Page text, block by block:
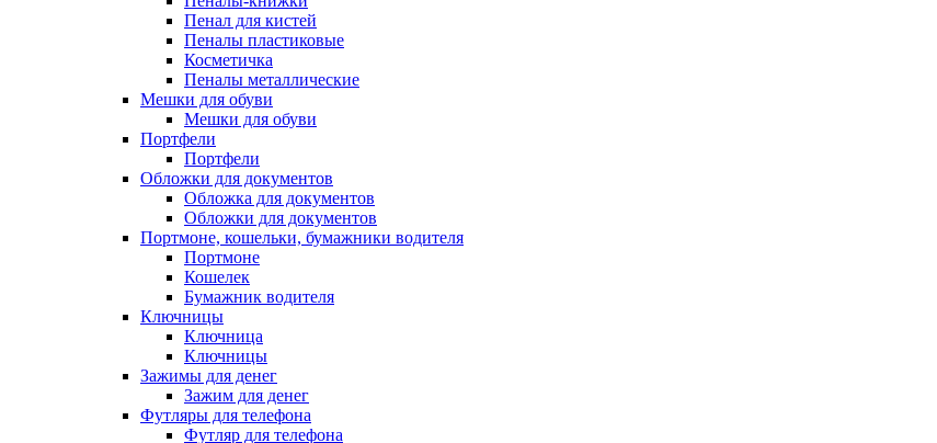
Пенал для кистей
Пеналы пластиковые
Косметичка
Пеналы металлические
Мешки для обуви
Мешки для обуви
Портфели
Портфели
Обложки для документов
Обложка для документов
Обложки для документов
Портмоне, кошельки, бумажники водителя
Портмоне
Кошелек
Бумажник водителя
Ключницы
Ключница
Ключницы
Зажимы для денег
Зажим для денег
Футляры для телефона
Футляр для телефона